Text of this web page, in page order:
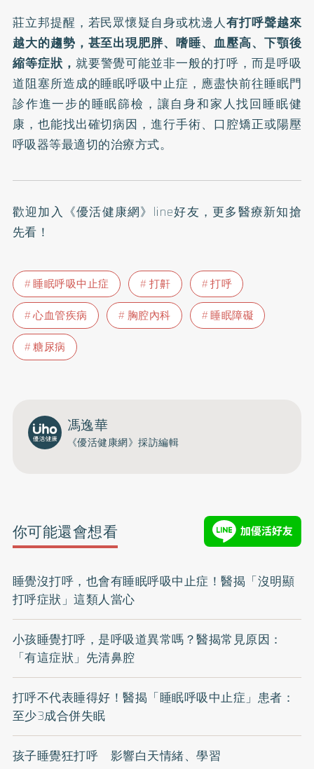
莊立邦提醒，若民眾懷疑自身或枕邊人有打呼聲越來
越大的趨勢，甚至出現肥胖、嗜睡、血壓高、下顎後
縮等症狀， 就要警覺可能並非一般的打呼，而是呼吸
道阻塞所造成的睡眠呼吸中止症，應盡快前往睡眠門
診作進一步的睡眠篩檢，讓自身和家人找回睡眠健
康，也能找出確切病因，進行手術、口腔矯正或陽壓
呼吸器等最適切的治療方式。
歡迎加入 《優活健康網》line好友 ，更多醫療新知搶
先看！
睡眠呼吸中止症 打鼾
打呼
心血管疾病
胸腔內科
睡眠障礙
糖尿病
馮逸華
《優活健康網》採訪編輯
你可能還會想看
睡覺沒打呼，也會有睡眠呼吸中止症！醫揭「沒明顯
打呼症狀」這類人當心
小孩睡覺打呼，是呼吸道異常嗎？醫揭常見原因：
「有這症狀」先清鼻腔
打呼不代表睡得好！醫揭「睡眠呼吸中止症」患者：
至少3成合併失眠
孩子睡覺狂打呼 影響白天情緒、學習